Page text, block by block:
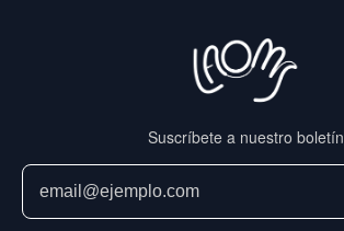
Suscríbete a nuestro boletín